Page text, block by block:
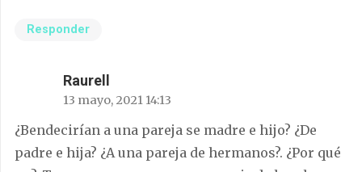
Responder
Raurell
13 mayo, 2021 14:13
¿Bendecirían a una pareja se madre e hijo? ¿De
padre e hija? ¿A una pareja de hermanos?. ¿Por qué